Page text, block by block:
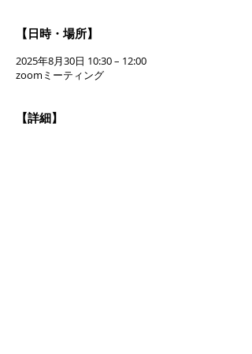
【日時・場所】
2025年8月30日 10:30 – 12:00
zoomミーティング
【詳細】